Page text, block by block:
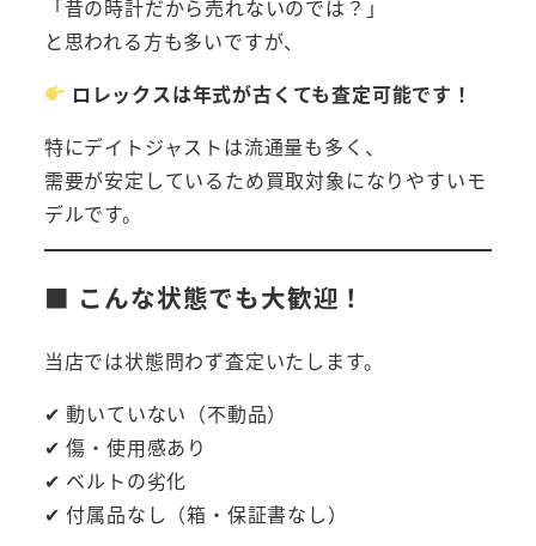
「昔の時計だから売れないのでは？」
と思われる方も多いですが、
ロレックスは年式が古くても査定可能です！
特にデイトジャストは流通量も多く、
需要が安定しているため買取対象になりやすいモ
デルです。
■ こんな状態でも大歓迎！
当店では状態問わず査定いたします。
✔ 動いていない（不動品）
✔ 傷・使用感あり
✔ ベルトの劣化
✔ 付属品なし（箱・保証書なし）